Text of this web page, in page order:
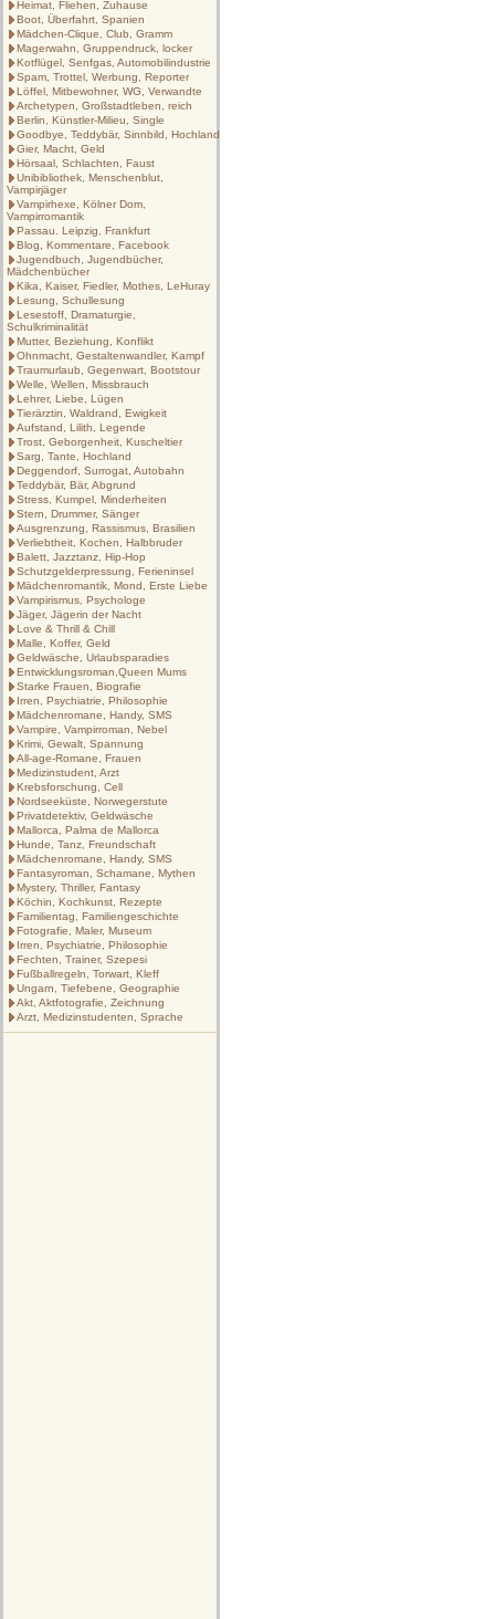
Heimat, Fliehen, Zuhause
Boot, Überfahrt, Spanien
Mädchen-Clique, Club, Gramm
Magerwahn, Gruppendruck, locker
Kotflügel, Senfgas, Automobilindustrie
Spam, Trottel, Werbung, Reporter
Löffel, Mitbewohner, WG, Verwandte
Archetypen, Großstadtleben, reich
Berlin, Künstler-Milieu, Single
Goodbye, Teddybär, Sinnbild, Hochland
Gier, Macht, Geld
Hörsaal, Schlachten, Faust
Unibibliothek, Menschenblut,
Vampirjäger
Vampirhexe, Kölner Dom,
Vampirromantik
Passau. Leipzig, Frankfurt
Blog, Kommentare, Facebook
Jugendbuch, Jugendbücher,
Mädchenbücher
Kika, Kaiser, Fiedler, Mothes, LeHuray
Lesung, Schullesung
Lesestoff, Dramaturgie,
Schulkriminalität
Mutter, Beziehung, Konflikt
Ohnmacht, Gestaltenwandler, Kampf
Traumurlaub, Gegenwart, Bootstour
Welle, Wellen, Missbrauch
Lehrer, Liebe, Lügen
Tierärztin, Waldrand, Ewigkeit
Aufstand, Lilith, Legende
Trost, Geborgenheit, Kuscheltier
Sarg, Tante, Hochland
Deggendorf, Surrogat, Autobahn
Teddybär, Bär, Abgrund
Stress, Kumpel, Minderheiten
Stern, Drummer, Sänger
Ausgrenzung, Rassismus, Brasilien
Verliebtheit, Kochen, Halbbruder
Balett, Jazztanz, Hip-Hop
Schutzgelderpressung, Ferieninsel
Mädchenromantik, Mond, Erste Liebe
Vampirismus, Psychologe
Jäger, Jägerin der Nacht
Love & Thrill & Chill
Malle, Koffer, Geld
Geldwäsche, Urlaubsparadies
Entwicklungsroman,Queen Mums
Starke Frauen, Biografie
Irren, Psychiatrie, Philosophie
Mädchenromane, Handy, SMS
Vampire, Vampirroman, Nebel
Krimi, Gewalt, Spannung
All-age-Romane, Frauen
Medizinstudent, Arzt
Krebsforschung, Cell
Nordseeküste, Norwegerstute
Privatdetektiv, Geldwäsche
Mallorca, Palma de Mallorca
Hunde, Tanz, Freundschaft
Mädchenromane, Handy, SMS
Fantasyroman, Schamane, Mythen
Mystery, Thriller, Fantasy
Köchin, Kochkunst, Rezepte
Familientag, Familiengeschichte
Fotografie, Maler, Museum
Irren, Psychiatrie, Philosophie
Fechten, Trainer, Szepesi
Fußballregeln, Torwart, Kleff
Ungarn, Tiefebene, Geographie
Akt, Aktfotografie, Zeichnung
Arzt, Medizinstudenten, Sprache